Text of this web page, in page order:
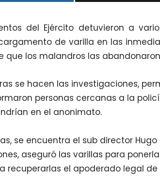
del Ejército detuvieron a
de varilla en las
que los malandros las
se hacen las investigaciones,
personas cercanas a la
en el anonimato.
se encuentra el sub director Hugo
aseguró las varillas para
recuperarlas el apoderado legal de